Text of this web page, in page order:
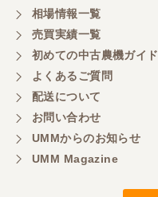
相場情報一覧
売買実績一覧
初めての中古農機ガイド
よくあるご質問
配送について
お問い合わせ
UMMからのお知らせ
UMM Magazine